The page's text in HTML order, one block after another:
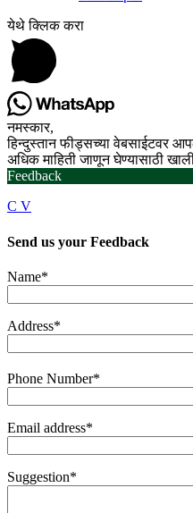
येथे क्लिक करा
नमस्कार,
हिन्दुस्तान फीड्सच्या वेबसाईटवर
अधिक माहिती जाणून घेण्यासाठी
Feedback
C V
Send us your Feedback
Name*
Address*
Phone Number*
Email address*
Suggestion*